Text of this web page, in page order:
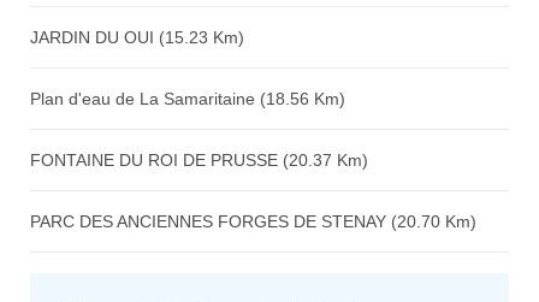
JARDIN DU OUI (15.23 Km)
Plan d'eau de La Samaritaine (18.56 Km)
FONTAINE DU ROI DE PRUSSE (20.37 Km)
PARC DES ANCIENNES FORGES DE STENAY (20.70 Km)